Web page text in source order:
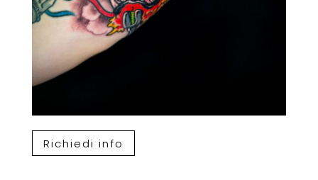
Richiedi info